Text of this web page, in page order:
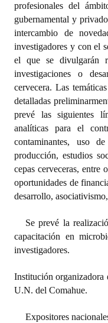
REFORMA DE LA
profesionales del
gubernamental y
intercambio de
investigadores y con el
el que se divulgarán
investigaciones o
cervecera. Las
detalladas
prevé las siguientes
analíticas para el
contaminantes, uso
producción, estudios
cepas cerveceras, entre
oportunidades de
desarrollo,
Se prevé la
capacitación en
investigadores.
Institución
U.N. del Comahue.
Expositores